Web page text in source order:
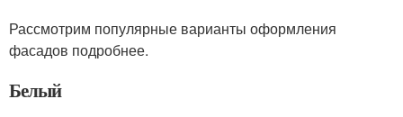
Рассмотрим популярные варианты оформления
фасадов подробнее.
Белый